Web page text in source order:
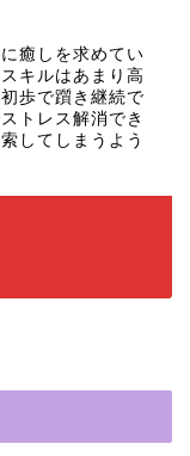
癒しを求めてい
キルはあまり高
歩で躓き継続で
トレス解消でき
してしまうよう